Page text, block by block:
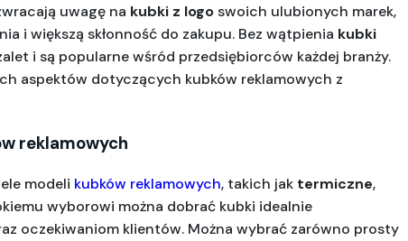
uwagę na kubki z logo swoich ulubionych marek,
i większą skłonność do zakupu. Bez wątpienia kubki
i są popularne wśród przedsiębiorców każdej branży.
aspektów dotyczących kubków reklamowych z
reklamowych
modeli kubków reklamowych, takich jak termiczne
wyborowi można dobrać kubki idealnie
oczekiwaniom klientów. Można wybrać zarówno prosty